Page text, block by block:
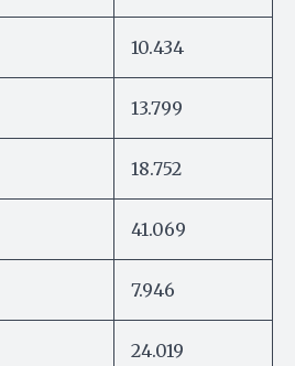
10.434
13.799
18.752
41.069
7.946
24.019